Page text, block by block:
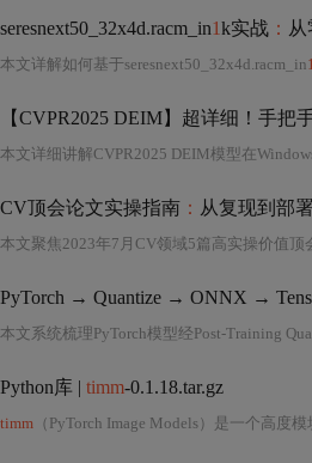
seresnext50_32x4d.racm_in1k实战 ：
本文详解如何基于seresnext50_32x4d.racm_in
【CVPR2025 DEIM】超详细！手把
本文详细讲解CVPR2025 DEIM模型在
CV顶会论文实操指南 ： 从复现到部
PyTorch → Quantize → ONNX →
Python库 | timm-0.1.18.tar.gz
timm （PyTorch Image Models）是一个高度模块化、可扩展且工业级可用